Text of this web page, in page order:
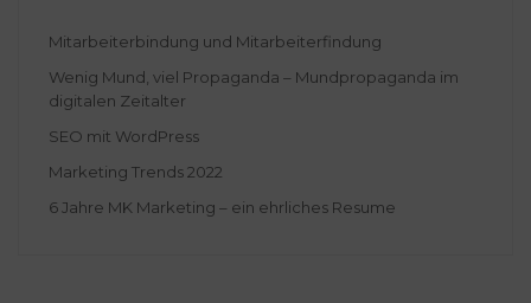
Mitarbeiterbindung und Mitarbeiterfindung
Wenig Mund, viel Propaganda – Mundpropaganda im
digitalen Zeitalter
SEO mit WordPress
Marketing Trends 2022
6 Jahre MK Marketing – ein ehrliches Resume